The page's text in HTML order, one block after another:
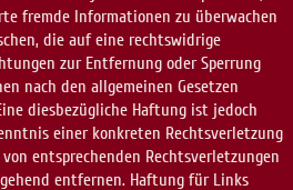
fremde Informationen zu überwachen
die auf eine rechtswidrige
zur Entfernung oder Sperrung
nach den allgemeinen Gesetzen
diesbezügliche Haftung ist jedoch
einer konkreten Rechtsverletzung
entsprechenden Rechtsverletzungen
entfernen. Haftung für Links